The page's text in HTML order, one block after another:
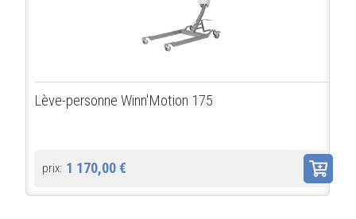
Lève-personne Winn'Motion 175
prix: 1 170,00 €